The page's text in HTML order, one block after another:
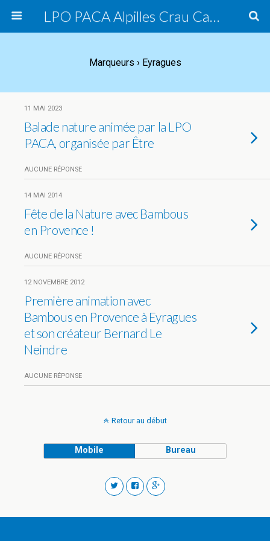
LPO PACA Alpilles Crau Camargue, groupe local
Marqueurs › Eyragues
11 MAI 2023
Balade nature animée par la LPO
PACA, organisée par Être
AUCUNE RÉPONSE
14 MAI 2014
Fête de la Nature avec Bambous
en Provence !
AUCUNE RÉPONSE
12 NOVEMBRE 2012
Première animation avec
Bambous en Provence à Eyragues
et son créateur Bernard Le
Neindre
AUCUNE RÉPONSE
Retour au début
Mobile Bureau